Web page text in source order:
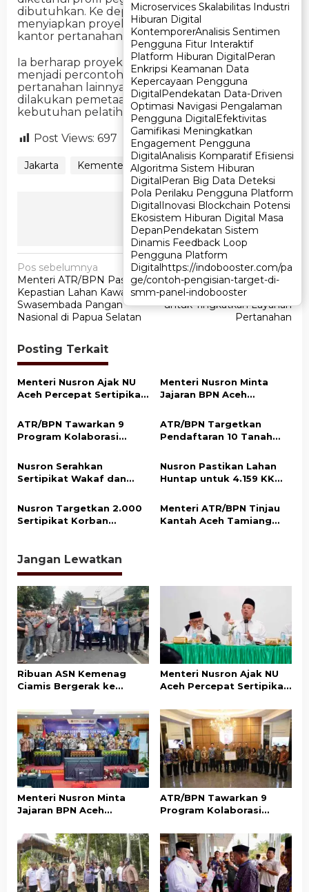
Microservices Skalabilitas Industri
Hiburan Digital
KontemporerAnalisis Sentimen
Pengguna Fitur Interaktif
Platform Hiburan DigitalPeran
Enkripsi Keamanan Data
Kepercayaan Pengguna
DigitalPendekatan Data-Driven
Optimasi Navigasi Pengalaman
Pengguna DigitalEfektivitas
Gamifikasi Meningkatkan
Engagement Pengguna
DigitalAnalisis Komparatif Efisiensi
Algoritma Sistem Hiburan
DigitalPeran Big Data Deteksi
Pola Perilaku Pengguna Platform
DigitalInovasi Blockchain Potensi
Ekosistem Hiburan Digital Masa
DepanPendekatan Sistem
Dinamis Feedback Loop
Pengguna Platform
Digitalhttps://indobooster.com/pa
ge/contoh-pengisian-target-di-
smm-panel-indobooster
Microservices Skalabilitas Industri
Hiburan Digital
KontemporerAnalisis Sentimen
Pengguna Fitur Interaktif
Platform Hiburan DigitalPeran
Enkripsi Keamanan Data
Kepercayaan Pengguna
DigitalPendekatan Data-Driven
Optimasi Navigasi Pengalaman
Pengguna DigitalEfektivitas
Gamifikasi Meningkatkan
Engagement Pengguna
DigitalAnalisis Komparatif Efisiensi
Algoritma Sistem Hiburan
DigitalPeran Big Data Deteksi
Pola Perilaku Pengguna Platform
DigitalInovasi Blockchain Potensi
Ekosistem Hiburan Digital Masa
DepanPendekatan Sistem
Dinamis Feedback Loop
Pengguna Platform
Digitalhttps://indobooster.com/pa
ge/contoh-pengisian-target-di-
smm-panel-indobooster
dibutuhkan. Ke depan, pada Mei 2026 kami juga
menyiapkan proyek kantor model untuk tiga
kantor pertanahan,” ujar Agustyarsyah.
Ia berharap proyek kantor model tersebut dapat
menjadi percontohan bagi ratusan kantor
pertanahan lainnya di Indonesia, setelah
dilakukan pemetaan kondisi, profil pegawai, serta
kebutuhan pelatihan secara menyeluruh.
Post Views: 697
Jakarta Kementerian ATR/BPN
Ikuti Kami
N
a
v
i
g
a
s
i
p
o
s
Pos sebelumnya
Menteri ATR/BPN Pastikan
Kepastian Lahan Kawasan
Swasembada Pangan
Nasional di Papua Selatan
Pos berikutnya
Wamen ATR/Waka BPN
Tekankan Soliditas Internal
untuk Tingkatkan Layanan
Pertanahan
Posting Terkait
Menteri Nusron Ajak NU
Aceh Percepat Sertipikasi
Kepastian Hukum Aset
Umat
Menteri Nusron Minta
Jajaran BPN Aceh
Layanan Pertanahan
Berbasis Kepuasan
Masyarakat
ATR/BPN Tawarkan 9
Program Kolaborasi
untuk Perkuat Layanan
Pertanahan
ATR/BPN Targetkan
Pendaftaran 10 Tanah
Perkuat Perlindungan
Hak Masyarakat Adat
Nusron Serahkan
Sertipikat Wakaf dan
untuk Pembangunan
Masjid di Aceh Tamiang
Nusron Pastikan Lahan
Huntap untuk 4.159 KK
Tamiang Siap Digunakan
Nusron Targetkan 2.000
Sertipikat Korban
Menteri ATR/BPN Tinjau
Kantah Aceh Tamiang
Jangan Lewatkan
Ribuan ASN Kemenag
Ciamis Bergerak ke
Kebangsaan
Menteri Nusron Ajak NU
Aceh Percepat Sertipikasi
Kepastian Hukum Aset
Umat
Menteri Nusron Minta
Jajaran BPN Aceh
Layanan Pertanahan
Berbasis Kepuasan
Masyarakat
ATR/BPN Tawarkan 9
Program Kolaborasi
untuk Perkuat Layanan
Pertanahan